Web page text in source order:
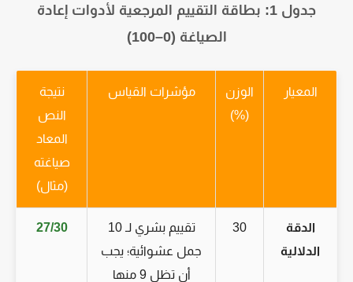
جدول 1: بطاقة التقييم المرجعية لأدوات إعادة
الصياغة (0–100)
المعيار
الوزن
(%)
مؤشرات القياس
نتيجة
النص
المعاد
صياغته
(مثال)
الدقة
الدلالية
تقييم بشري لـ 10
جمل عشوائية؛ يجب
أن تظل 9 منها
27/30